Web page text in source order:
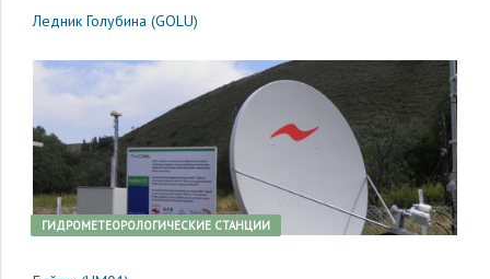
Ледник Голубина (GOLU)
ГИДРОМЕТЕОРОЛОГИЧЕСКИЕ СТАНЦИИ